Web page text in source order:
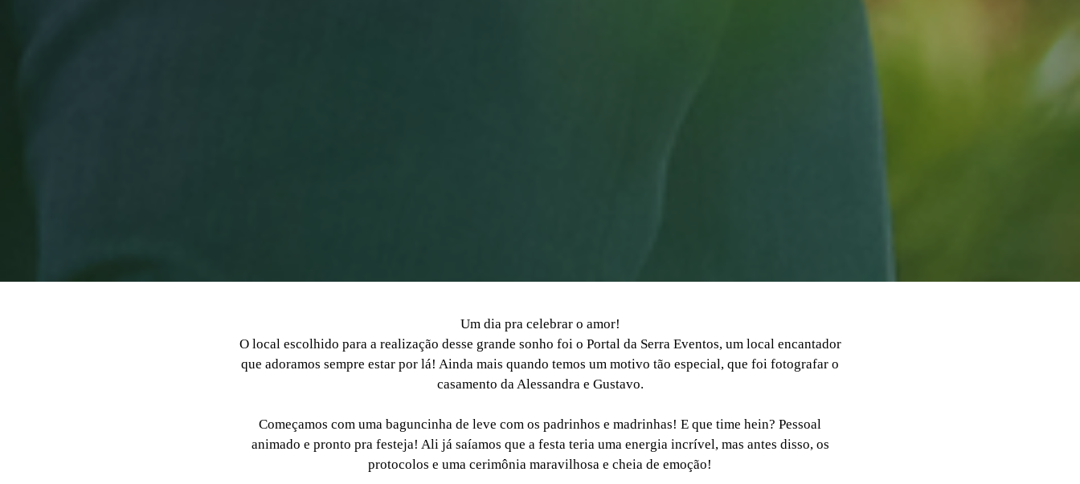
Um dia pra celebrar o amor!
O local escolhido para a realização desse grande sonho foi o Portal da Serra Eventos, um local encantador
que adoramos sempre estar por lá! Ainda mais quando temos um motivo tão especial, que foi fotografar o
casamento da Alessandra e Gustavo.
Começamos com uma baguncinha de leve com os padrinhos e madrinhas! E que time hein? Pessoal
animado e pronto pra festeja! Ali já saíamos que a festa teria uma energia incrível, mas antes disso, os
protocolos e uma cerimônia maravilhosa e cheia de emoção!